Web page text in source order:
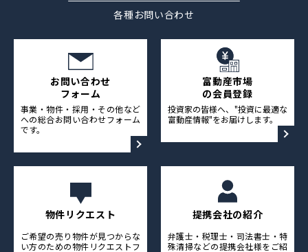
各種お問い合わせ
お問い合わせ
フォーム
事業・物件・採用・その他など
への総合お問い合わせフォーム
です。
富動産市場
の会員登録
投資家の皆様へ、"投資に最適な
富動産情報"をお届けします。
物件リクエスト
ご希望の売り物件が見つからな
い方のための物件リクエストフ
提携会社の紹介
弁護士・税理士・司法書士・特
殊清掃などの提携会社様をご紹